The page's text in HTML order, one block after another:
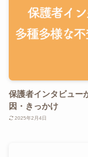
保護者インタビュー
因・きっかけ
2025年2月4日